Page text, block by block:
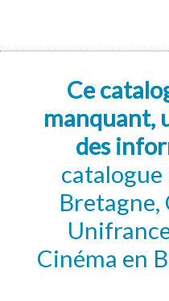
Ce
manquant,
des
catalogue
Bretagne,
Cinéma en